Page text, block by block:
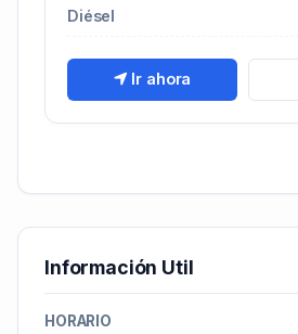
Diésel
Ir ahora
Información Util
HORARIO